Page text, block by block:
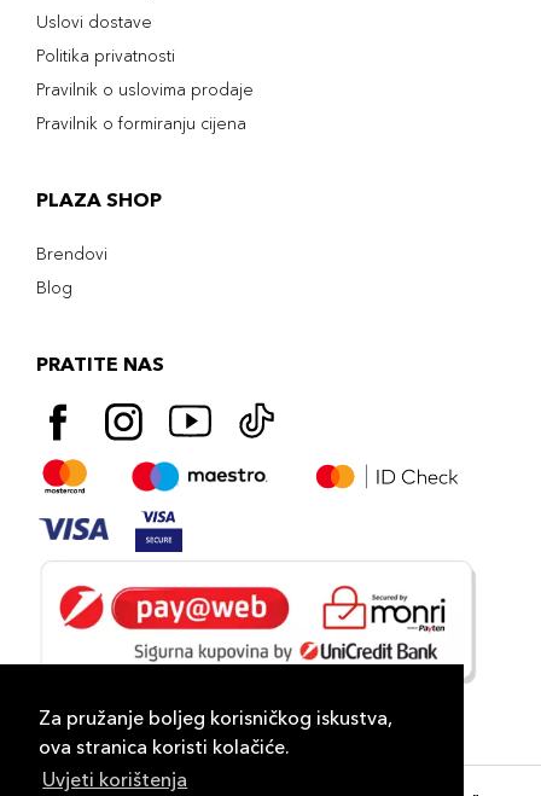
Za pružanje boljeg korisničkog iskustva,
ova stranica koristi kolačiće.
Uvjeti korištenja
Uslovi dostave
Politika privatnosti
Pravilnik o uslovima prodaje
Pravilnik o formiranju cijena
PLAZA SHOP
Brendovi
Blog
PRATITE NAS